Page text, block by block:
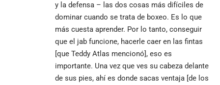
y la defensa – las dos cosas más difíciles de
dominar cuando se trata de boxeo. Es lo que
más cuesta aprender. Por lo tanto, conseguir
que el jab funcione, hacerle caer en las fintas
[que Teddy Atlas mencionó], eso es
importante. Una vez que ves su cabeza delante
de sus pies, ahí es donde sacas ventaja [de los